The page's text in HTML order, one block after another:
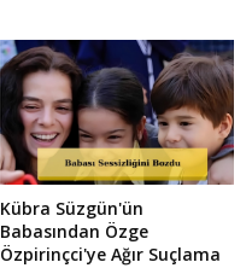
Kübra Süzgün'ün
Babasından Özge
Özpirinçci'ye Ağır Suçlama